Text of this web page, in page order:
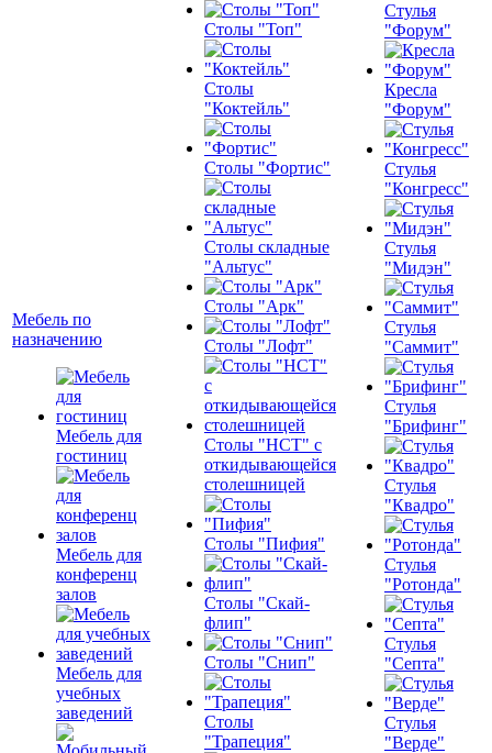
Мебель по
назначению
Мебель для
гостиниц
Мебель для
конференц
залов
Мебель для
учебных
заведений
Столы "Топ"
Столы
"Коктейль"
Столы "Фортис"
Столы складные
"Альтус"
Столы "Арк"
Столы "Лофт"
Столы "НСТ" с
откидывающейся
столешницей
Столы "Пифия"
Столы "Скай-
флип"
Столы "Снип"
Столы
"Трапеция"
Стулья
"Форум"
Кресла
"Форум"
Стулья
"Конгресс"
Стулья
"Мидэн"
Стулья
"Саммит"
Стулья
"Брифинг"
Стулья
"Квадро"
Стулья
"Ротонда"
Стулья
"Септа"
Стулья
"Верде"